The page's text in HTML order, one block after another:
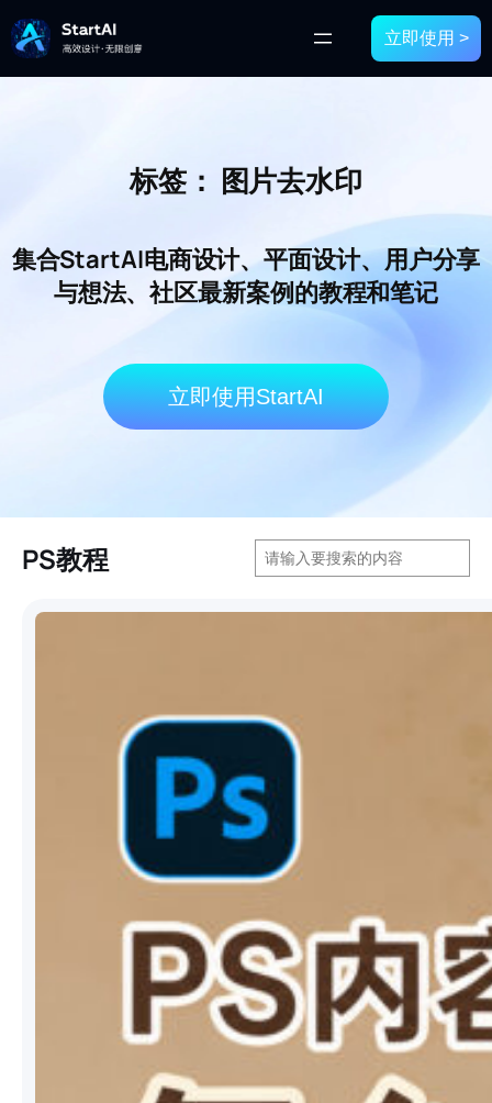
立即使用 >
标签： 图片去水印
集合StartAI电商设计、平面设计、用户分享
与想法、社区最新案例的教程和笔记
立即使用StartAI
PS教程
搜
索